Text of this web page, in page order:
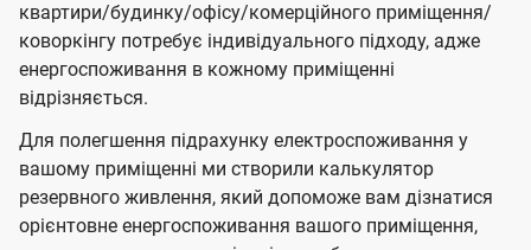
квартири/будинку/офісу/комерційного приміщення/
коворкінгу потребує індивідуального підходу, адже
енергоспоживання в кожному приміщенні
відрізняється.
Для полегшення підрахунку електроспоживання у
вашому приміщенні ми створили калькулятор
резервного живлення, який допоможе вам дізнатися
орієнтовне енергоспоживання вашого приміщення,